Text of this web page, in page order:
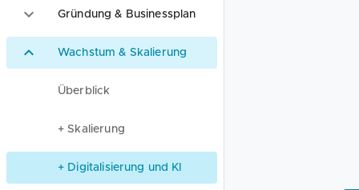
Gründung & Businessplan
Wachstum & Skalierung
Überblick
+ Skalierung
+ Digitalisierung und KI